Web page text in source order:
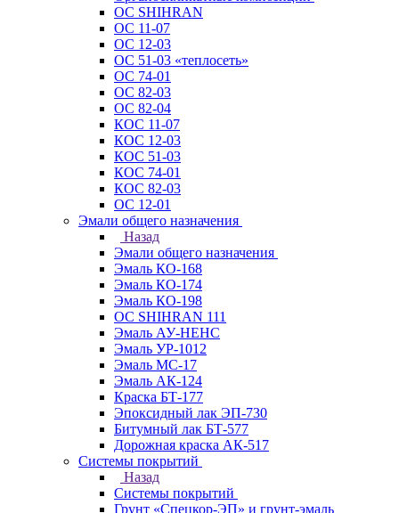
ОС SHIHRAN
ОС 11-07
ОС 12-03
ОС 51-03 «теплосеть»
ОС 74-01
ОС 82-03
ОС 82-04
КОС 11-07
КОС 12-03
КОС 51-03
КОС 74-01
КОС 82-03
ОС 12-01
Эмали общего назначения
Назад
Эмали общего назначения
Эмаль КО-168
Эмаль КО-174
Эмаль КО-198
ОС SHIHRAN 111
Эмаль АУ-НЕНС
Эмаль УР-1012
Эмаль МС-17
Эмаль АК-124
Краска БТ-177
Эпоксидный лак ЭП-730
Битумный лак БТ-577
Дорожная краска АК-517
Системы покрытий
Назад
Системы покрытий
Грунт «Спецкор-ЭП» и грунт-эмаль